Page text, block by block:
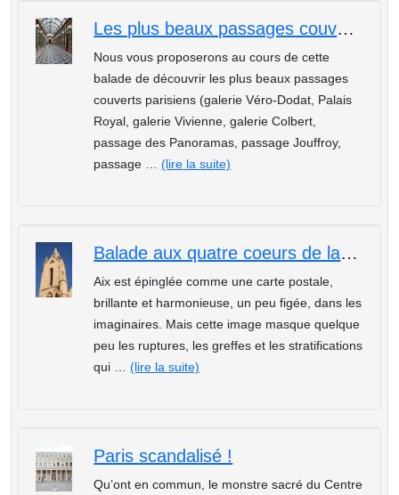
Les plus beaux passages couverts parisiens
Nous vous proposerons au cours de cette
balade de découvrir les plus beaux passages
couverts parisiens (galerie Véro-Dodat, Palais
Royal, galerie Vivienne, galerie Colbert,
passage des Panoramas, passage Jouffroy,
passage …(lire la suite)
Balade aux quatre coeurs de la ville d'Aix en Provence
Aix est épinglée comme une carte postale,
brillante et harmonieuse, un peu figée, dans les
imaginaires. Mais cette image masque quelque
peu les ruptures, les greffes et les stratifications
qui …(lire la suite)
Paris scandalisé !
Qu’ont en commun, le monstre sacré du Centre